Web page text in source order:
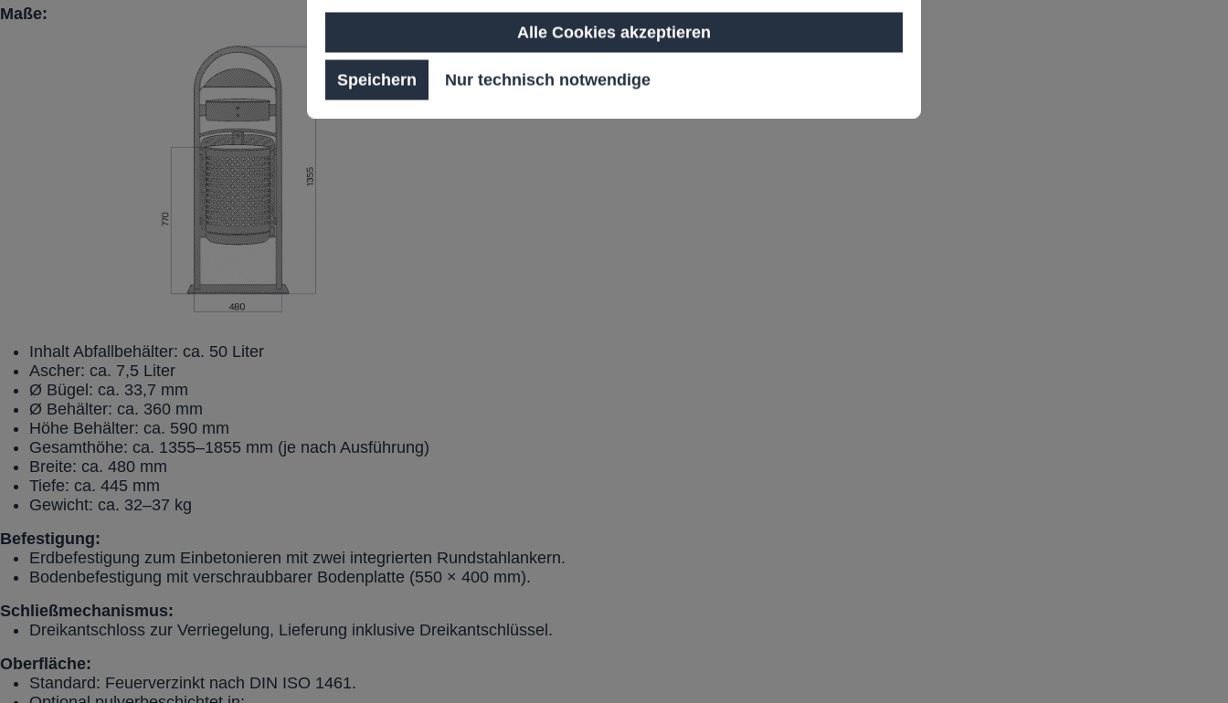
Maße:
Inhalt Abfallbehälter: ca. 50 Liter
Ascher: ca. 7,5 Liter
Ø Bügel: ca. 33,7 mm
Ø Behälter: ca. 360 mm
Höhe Behälter: ca. 590 mm
Gesamthöhe: ca. 1355–1855 mm (je nach Ausführung)
Breite: ca. 480 mm
Tiefe: ca. 445 mm
Gewicht: ca. 32–37 kg
Befestigung:
Erdbefestigung zum Einbetonieren mit zwei integrierten Rundstahlankern.
Bodenbefestigung mit verschraubbarer Bodenplatte (550 × 400 mm).
Schließmechanismus:
Dreikantschloss zur Verriegelung, Lieferung inklusive Dreikantschlüssel.
Oberfläche:
Standard: Feuerverzinkt nach DIN ISO 1461.
Alle Cookies akzeptieren
Speichern Nur technisch notwendige